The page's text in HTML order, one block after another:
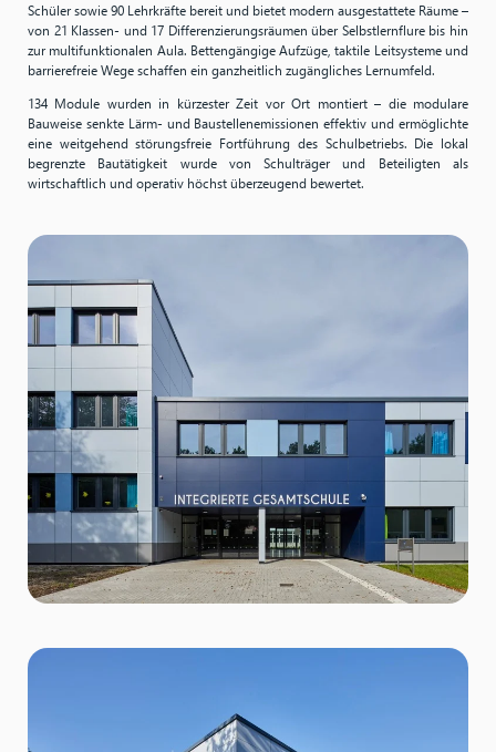
Schüler sowie 90 Lehrkräfte bereit und bietet modern ausgestattete Räume –
von 21 Klassen- und 17 Differenzierungsräumen über Selbstlernflure bis hin
zur multifunktionalen Aula. Bettengängige Aufzüge, taktile Leitsysteme und
barrierefreie Wege schaffen ein ganzheitlich zugängliches Lernumfeld.
134 Module wurden in kürzester Zeit vor Ort montiert – die modulare
Bauweise senkte Lärm- und Baustellenemissionen effektiv und ermöglichte
eine weitgehend störungsfreie Fortführung des Schulbetriebs. Die lokal
begrenzte Bautätigkeit wurde von Schulträger und Beteiligten als
wirtschaftlich und operativ höchst überzeugend bewertet.